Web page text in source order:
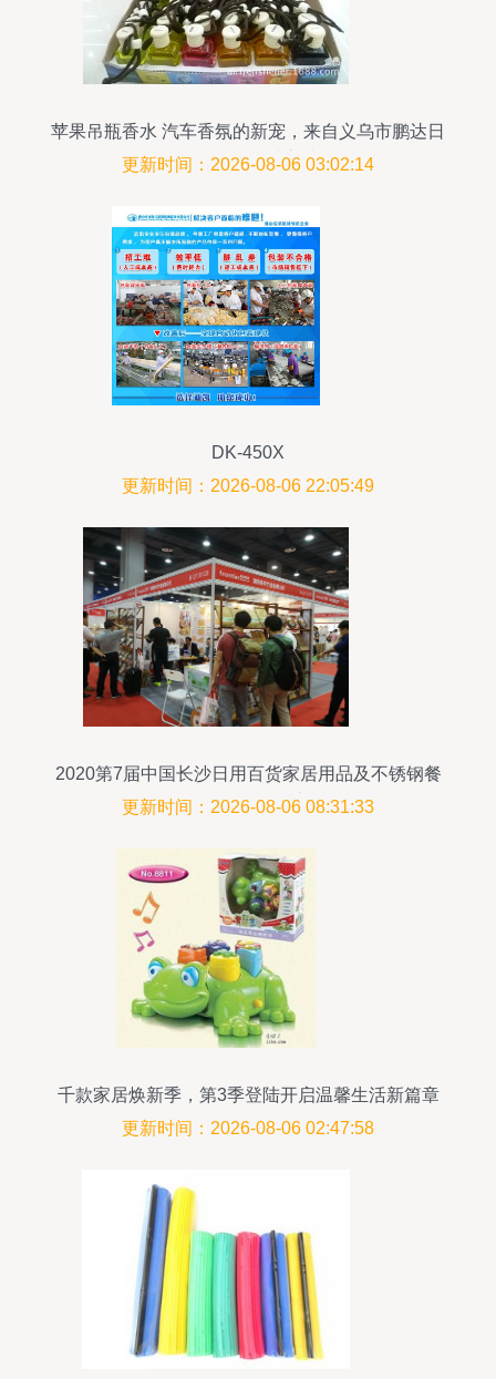
苹果吊瓶香水 汽车香氛的新宠，来自义乌市鹏达日
用品厂的品质之选
更新时间：2026-08-06 03:02:14
DK-450X
更新时间：2026-08-06 22:05:49
2020第7届中国长沙日用百货家居用品及不锈钢餐
厨具展览会纪实
更新时间：2026-08-06 08:31:33
千款家居焕新季，第3季登陆开启温馨生活新篇章
更新时间：2026-08-06 02:47:58